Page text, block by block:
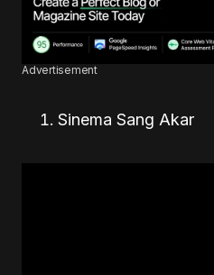
Advertisement
Sinema Sang Akar